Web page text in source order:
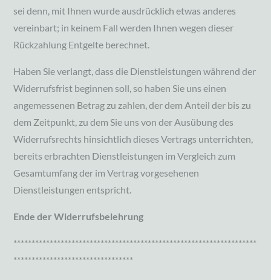
sei denn, mit Ihnen wurde ausdrücklich etwas anderes
vereinbart; in keinem Fall werden Ihnen wegen dieser
Rückzahlung Entgelte berechnet.
Haben Sie verlangt, dass die Dienstleistungen während der
Widerrufsfrist beginnen soll, so haben Sie uns einen
angemessenen Betrag zu zahlen, der dem Anteil der bis zu
dem Zeitpunkt, zu dem Sie uns von der Ausübung des
Widerrufsrechts hinsichtlich dieses Vertrags unterrichten,
bereits erbrachten Dienstleistungen im Vergleich zum
Gesamtumfang der im Vertrag vorgesehenen
Dienstleistungen entspricht.
Ende der Widerrufsbelehrung
*******************************************************************
*********************************